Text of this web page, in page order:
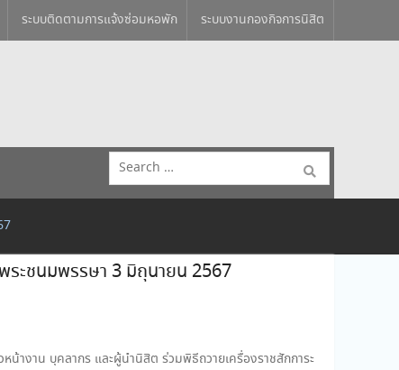
ระบบติดตามการแจ้งซ่อมหอพัก ระบบงานกองกิจการนิสิต
Search
for:
พระชนมพรรษา 3 มิถุนายน 2567
างาน บุคลากร และผู้นำนิสิต ร่วมพิธีถวายเครื่องราชสักการะ